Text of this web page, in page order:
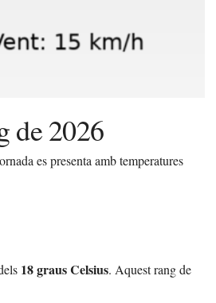
de 2026
es presenta amb temperatures
18 graus Celsius. Aquest rang de